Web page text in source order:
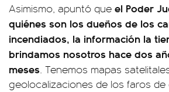
Asimismo, apuntó que el Poder
quiénes son los dueños de los
incendiados, la información la
brindamos nosotros hace dos
meses. Tenemos mapas
geolocalizaciones de los faros de